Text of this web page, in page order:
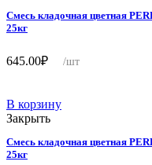
Смесь кладочная цветная
25кг
645.00₽ /шт
В корзину
Закрыть
Смесь кладочная цветная
25кг